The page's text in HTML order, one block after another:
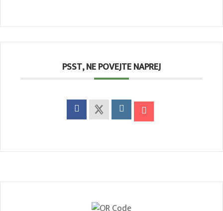
PSST, NE POVEJTE NAPREJ